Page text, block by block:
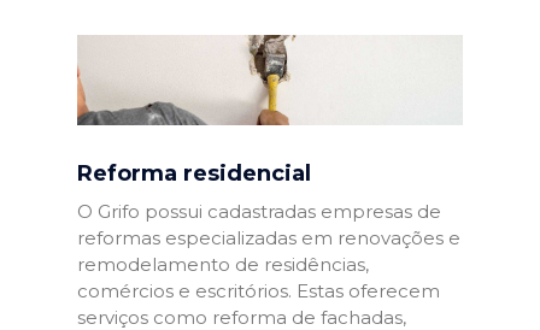
Reforma residencial
O Grifo possui cadastradas empresas de
reformas especializadas em renovações e
remodelamento de residências,
comércios e escritórios. Estas oferecem
serviços como reforma de fachadas,